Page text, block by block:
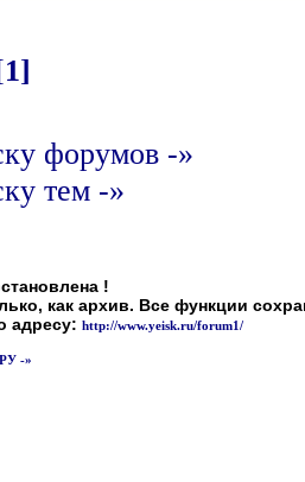
форумов -»
тем -»
!
как архив. Все функции
адресу: http://www.yeisk.ru/forum1/
-»